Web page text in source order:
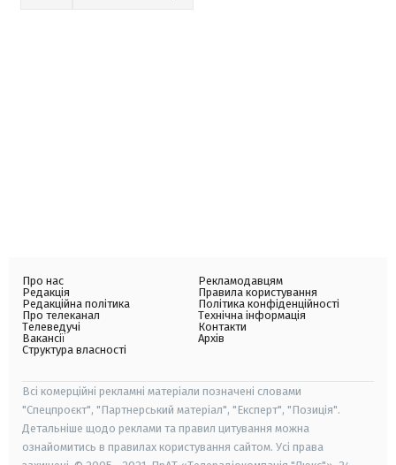
Про нас
Редакція
Редакційна політика
Про телеканал
Телеведучі
Вакансії
Структура власності
Рекламодавцям
Правила користування
Політика конфіденційності
Технічна інформація
Контакти
Архів
Всі комерційні рекламні матеріали позначені словами
"Спецпроєкт", "Партнерський матеріал", "Експерт", "Позиція".
Детальніше щодо реклами та правил цитування можна
ознайомитись в правилах користування сайтом. Усі права